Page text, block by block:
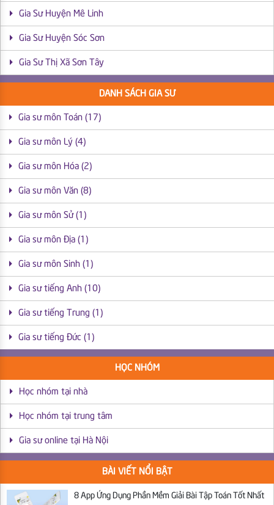
Gia Sư Huyện Mê Linh
Gia Sư Huyện Sóc Sơn
Gia Sư Thị Xã Sơn Tây
DANH SÁCH GIA SƯ
Gia sư môn Toán (17)
Gia sư môn Lý (4)
Gia sư môn Hóa (2)
Gia sư môn Văn (8)
Gia sư môn Sử (1)
Gia sư môn Địa (1)
Gia sư môn Sinh (1)
Gia sư tiếng Anh (10)
Gia sư tiếng Trung (1)
Gia sư tiếng Đức (1)
HỌC NHÓM
Học nhóm tại nhà
Học nhóm tại trung tâm
Gia sư online tại Hà Nội
BÀI VIẾT NỔI BẬT
8 App Ứng Dụng Phần Mềm Giải Bài Tập Toán Tốt Nhất